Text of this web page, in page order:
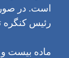
است. در
رئیس کنگره
ماده بیست